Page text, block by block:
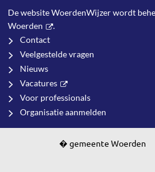
De website WoerdenWijzer wordt
Woerden
.
Contact
Veelgestelde vragen
Nieuws
Vacatures
Voor professionals
Organisatie aanmelden